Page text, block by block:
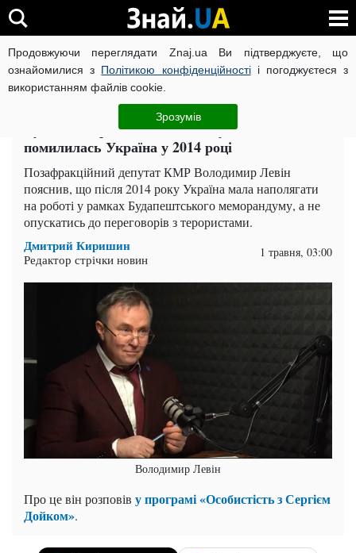
Продовжуючи переглядати Znaj.ua Ви підтверджуєте, що
ознайомилися з Політикою конфіденційностіі погоджуєтеся з
використанням файлів cookie.
Зрозумів
ВІЙНА РОСІЇ ПРОТИ УКРАЇНИ КОРОНАВІРУС В УКРАЇНІ
Політика ЧИТАТЬ НА РУССКОМ
Будапешт проти Мінська: депутат пояснив, де
помилилась Україна у 2014 році
Позафракційний депутат КМР Володимир Левін
пояснив, що після 2014 року Україна мала наполягати
на роботі у рамках Будапештського меморандуму, а не
опускатись до переговорів з терористами.
Дмитрий Киришин
Редактор стрічки новин 1 травня, 03:00
Володимир Левін
Про це він розповів у програмі «Особистість з Сергієм
Дойком».